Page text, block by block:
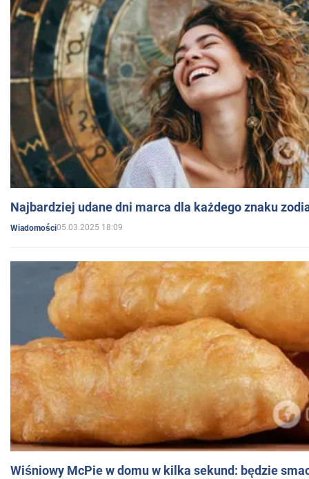
Najbardziej udane dni marca dla każdego znaku
Wiadomości05.03.2025 18:09
Wiśniowy McPie w domu w kilka sekund: będzie